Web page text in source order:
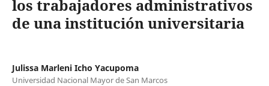
los trabajadores administrativos
de una institución universitaria
Julissa Marleni Icho Yacupoma
Universidad Nacional Mayor de San Marcos